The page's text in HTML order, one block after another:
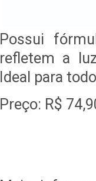
Possui
refletem a
Ideal para
Preço: R$